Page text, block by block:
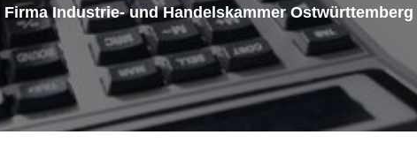
Firma Industrie- und Handelskammer Ostwürttemberg